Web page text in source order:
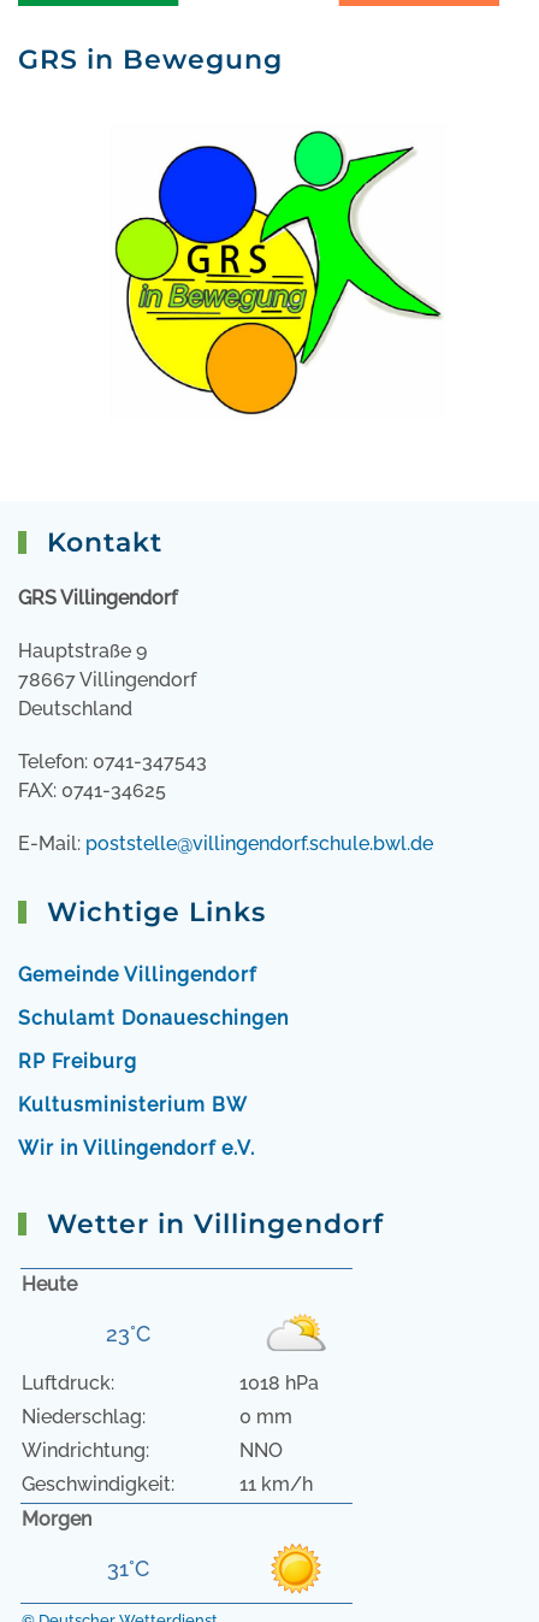
GRS in Bewegung
Kontakt
GRS Villingendorf
Hauptstraße 9
78667 Villingendorf
Deutschland
Telefon: 0741-347543
FAX: 0741-34625
E-Mail: poststelle@villingendorf.schule.bwl.de
Wichtige Links
Gemeinde Villingendorf
Schulamt Donaueschingen
RP Freiburg
Kultusministerium BW
Wir in Villingendorf e.V.
Wetter in Villingendorf
Heute
23°C
Luftdruck:
1018 hPa
Niederschlag:
0 mm
Windrichtung:
NNO
Geschwindigkeit:
11 km/h
Morgen
31°C